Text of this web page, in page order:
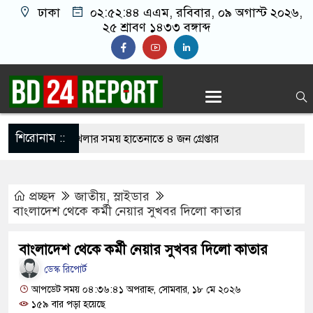
ঢাকা ০২:৫২:৪৫ এএম, রবিবার, ০৯ অগাস্ট ২০২৬,
২৫ শ্রাবণ ১৪৩৩ বঙ্গাব্দ
শিরোনাম ::
জুয়া খেলার সময় হাতেনাতে ৪ জন গ্রেপ্তার
অমায়িক ব্যবহার পান, জানালেন নারী
প্রচ্ছদ জাতীয়,স্লাইডার
বাংলাদেশ থেকে কর্মী নেয়ার সুখবর দিলো কাতার
বাংলাদেশ থেকে কর্মী নেয়ার সুখবর দিলো কাতার
ডেস্ক রিপোর্ট
আপডেট সময় ০৪:৩৬:৪১ অপরাহ্ন, সোমবার, ১৮ মে ২০২৬
১৫৯ বার পড়া হয়েছে